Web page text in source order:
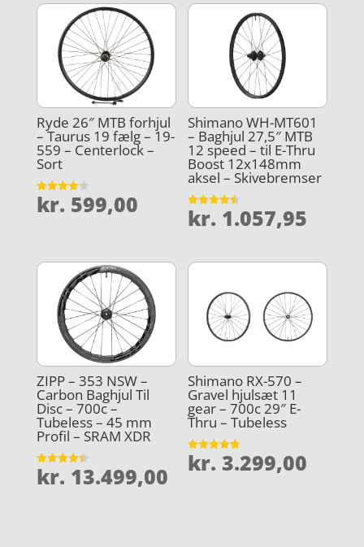
Ryde 26″ MTB forhjul
– Taurus 19 fælg – 19-
559 – Centerlock –
Sort
Vurderet
4.2
kr. 599,00
Shimano WH-MT601
– Baghjul 27,5″ MTB
12 speed – til E-Thru
Boost 12x148mm
aksel – Skivebremser
Vurderet
4.5
kr. 1.057,95
ZIPP – 353 NSW –
Carbon Baghjul Til
Disc – 700c –
Tubeless – 45 mm
Profil – SRAM XDR
Vurderet
4.4
kr. 13.499,00
Shimano RX-570 –
Gravel hjulsæt 11
gear – 700c 29″ E-
Thru – Tubeless
Vurderet
4.8
kr. 3.299,00